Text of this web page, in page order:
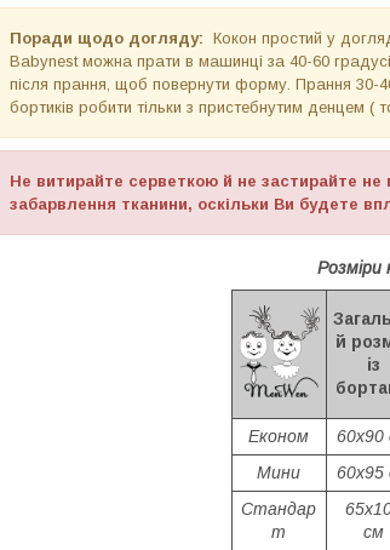
Поради щодо догляду: Кокон простий у
Ваbynest можна прати в машинці за 40-60
після прання, щоб повернути форму. Прання 30-
бортиків робити тільки з пристебнутим денцем (
Не витирайте серветкою й не застирайте
забарвлення тканини, оскільки Ви будете
Розміри
й
із
Економ 60х90
Мини
60х95
Стандар
т
см